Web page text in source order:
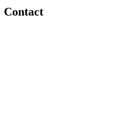
Contact